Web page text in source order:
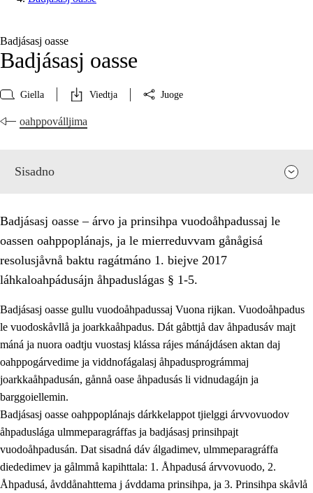
Badjásasj oasse
Badjásasj oasse
Giella Viedtja Juoge
oahppoválljima
Sisadno
Badjásasj oasse – árvo ja prinsihpa vuodoåhpadussaj le
oassen oahppoplánajs, ja le mierreduvvam gånågisá
resolusjåvnå baktu ragátmáno 1. biejve 2017
láhkaloahpádusájn åhpaduslágas § 1-5.
Badjásasj oasse gullu vuodoåhpadussaj Vuona rijkan. Vuodoåhpadus
le vuodoskåvllå ja joarkkaåhpadus. Dát gåbttjå dav åhpadusáv majt
máná ja nuora oadtju vuostasj klássa rájes mánájdásen aktan daj
oahppogárvedime ja viddnofágalasj åhpadusprográmmaj
joarkkaåhpadusán, gånnå oase åhpadusás li vidnudagájn ja
barggoiellemin.
Badjásasj oasse oahppoplánajs dárkkelappot tjielggi árvvovuodov
åhpaduslága ulmmeparagráffas ja badjásasj prinsihpajt
vuodoåhpadusán. Dat sisadná dáv álgadimev, ulmmeparagráffa
diededimev ja gålmmå kapihttala: 1. Åhpadusá árvvovuodo, 2.
Åhpadusá, åvddånahttema j ávddama prinsihpa, ja 3. Prinsihpa skåvlå